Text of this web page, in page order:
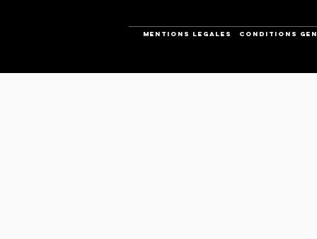
Mentions legales CONDITIONS